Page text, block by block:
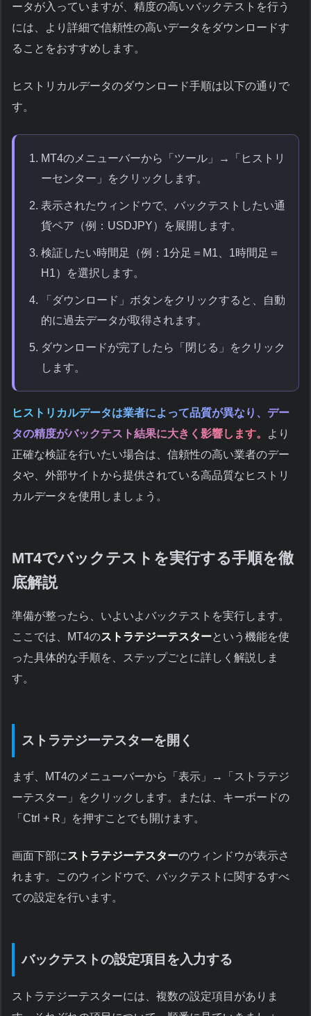
ータが入っていますが、精度の高いバックテストを行う
には、より詳細で信頼性の高いデータをダウンロードす
ることをおすすめします。
ヒストリカルデータのダウンロード手順は以下の通りで
す。
MT4のメニューバーから「ツール」→「ヒストリ
ーセンター」をクリックします。
表示されたウィンドウで、バックテストしたい通
貨ペア（例：USDJPY）を展開します。
検証したい時間足（例：1分足＝M1、1時間足＝
H1）を選択します。
「ダウンロード」ボタンをクリックすると、自動
的に過去データが取得されます。
ダウンロードが完了したら「閉じる」をクリック
します。
ヒストリカルデータは業者によって品質が異なり、デー
タの精度がバックテスト結果に大きく影響します。
より
正確な検証を行いたい場合は、信頼性の高い業者のデー
タや、外部サイトから提供されている高品質なヒストリ
カルデータを使用しましょう。
MT4でバックテストを実行する手順を徹
底解説
準備が整ったら、いよいよバックテストを実行します。
ここでは、MT4のストラテジーテスターという機能を使
った具体的な手順を、ステップごとに詳しく解説しま
す。
ストラテジーテスターを開く
まず、MT4のメニューバーから「表示」→「ストラテジ
ーテスター」をクリックします。または、キーボードの
「Ctrl + R」を押すことでも開けます。
画面下部に ストラテジーテスターのウィンドウが表示さ
れます。このウィンドウで、バックテストに関するすべ
ての設定を行います。
バックテストの設定項目を入力する
ストラテジーテスターには、複数の設定項目がありま